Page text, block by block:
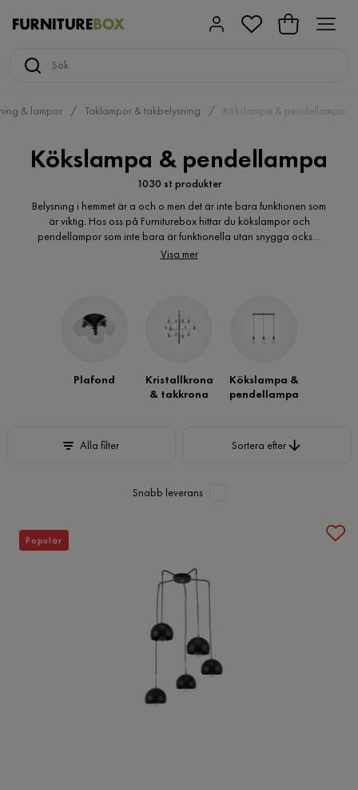
& lampor Taklampor & takbelysning Kökslampa & pendellampa
Kökslampa & pendellampa
1030 st produkter
Belysning i hemmet är a och o men det är inte bara funktionen som
är viktig. Hos oss på Furniturebox hittar du kökslampor och
pendellampor som inte bara är funktionella utan snygga också.
Vi har lampor i flera olika stilar, färger och former så oavsett om
pendellampor till bra pris och kvalitet.
Visa mer
Plafond
Kristallkrona
& takkrona
Kökslampa &
pendellampa
Alla filter Sortera efter
Snabb leverans
Populär